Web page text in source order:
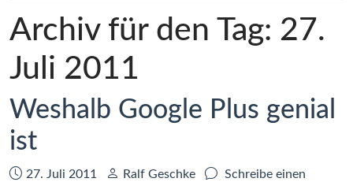
Archiv für den Tag: 27.
Juli 2011
Weshalb Google Plus genial
ist
Datum:
27. Juli 2011 Autor:
Ralf Geschke
Schreibe einen